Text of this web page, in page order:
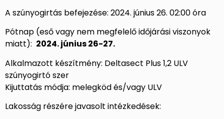
A szúnyogirtás befejezése: 2024. június 26. 02:00 óra
Pótnap (eső vagy nem megfelelő időjárási viszonyok
miatt): 2024. június 26-27.
Alkalmazott készítmény: Deltasect Plus 1,2 ULV
szúnyogirtó szer
Kijuttatás módja: melegköd és/vagy ULV
Lakosság részére javasolt intézkedések: